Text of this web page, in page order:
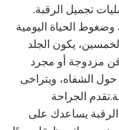
تجميل الرقبة.
الحياة اليومية
يكون الجلد
مزدوجة أو مجرد
الشفاه، ويتراخى
الجراحة
الرقبة يساعدك على